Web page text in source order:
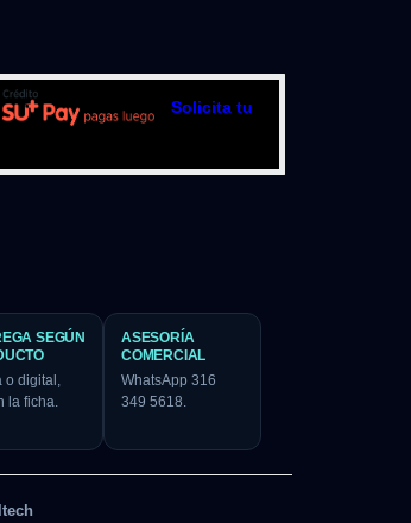
Solicita tu
SEGÚN
o digital,
la ficha.
ASESORÍA
COMERCIAL
WhatsApp 316
349 5618.